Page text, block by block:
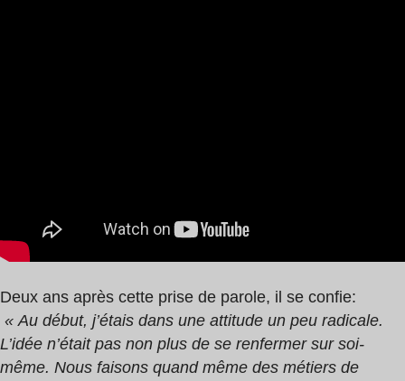
Deux ans après cette prise de parole, il se confie:
« Au début, j’étais dans une attitude un peu radicale.
L’idée n’était pas non plus de se renfermer sur soi-
même. Nous faisons quand même des métiers de